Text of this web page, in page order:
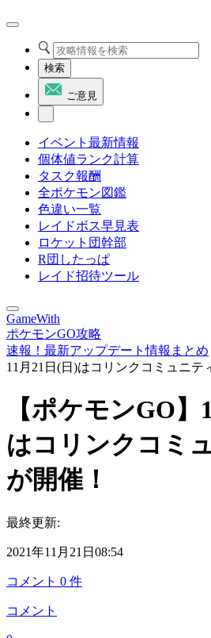
検索
ご意見
イベント最新情報
個体値ランク計算
タスク報酬
全ポケモン図鑑
色違い一覧
レイドボス早見表
ロケット団幹部
R団したっぱ
レイド招待ツール
GameWith
ポケモンGO攻略
速報！最新アップデート情報まとめ
11月21日(日)はコリンクコミュニテ
【ポケモンGO】
はコリンクコミ
が開催！
最終更新:
2021年11月21日08:54
コメント 0 件
コメント